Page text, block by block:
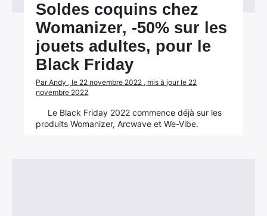
Soldes coquins chez
Womanizer, -50% sur les
jouets adultes, pour le
Black Friday
Par Andy , le 22 novembre 2022 , mis à jour le 22
novembre 2022
Le Black Friday 2022 commence déjà sur les
produits Womanizer, Arcwave et We-Vibe.